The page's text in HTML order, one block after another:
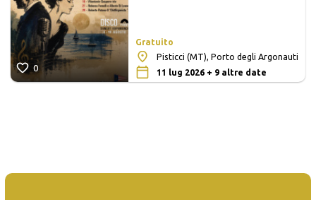
0
Gratuito
Pisticci (MT), Porto degli Argonauti
11 lug 2026 + 9 altre date